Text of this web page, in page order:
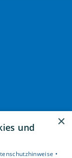
×
und
•